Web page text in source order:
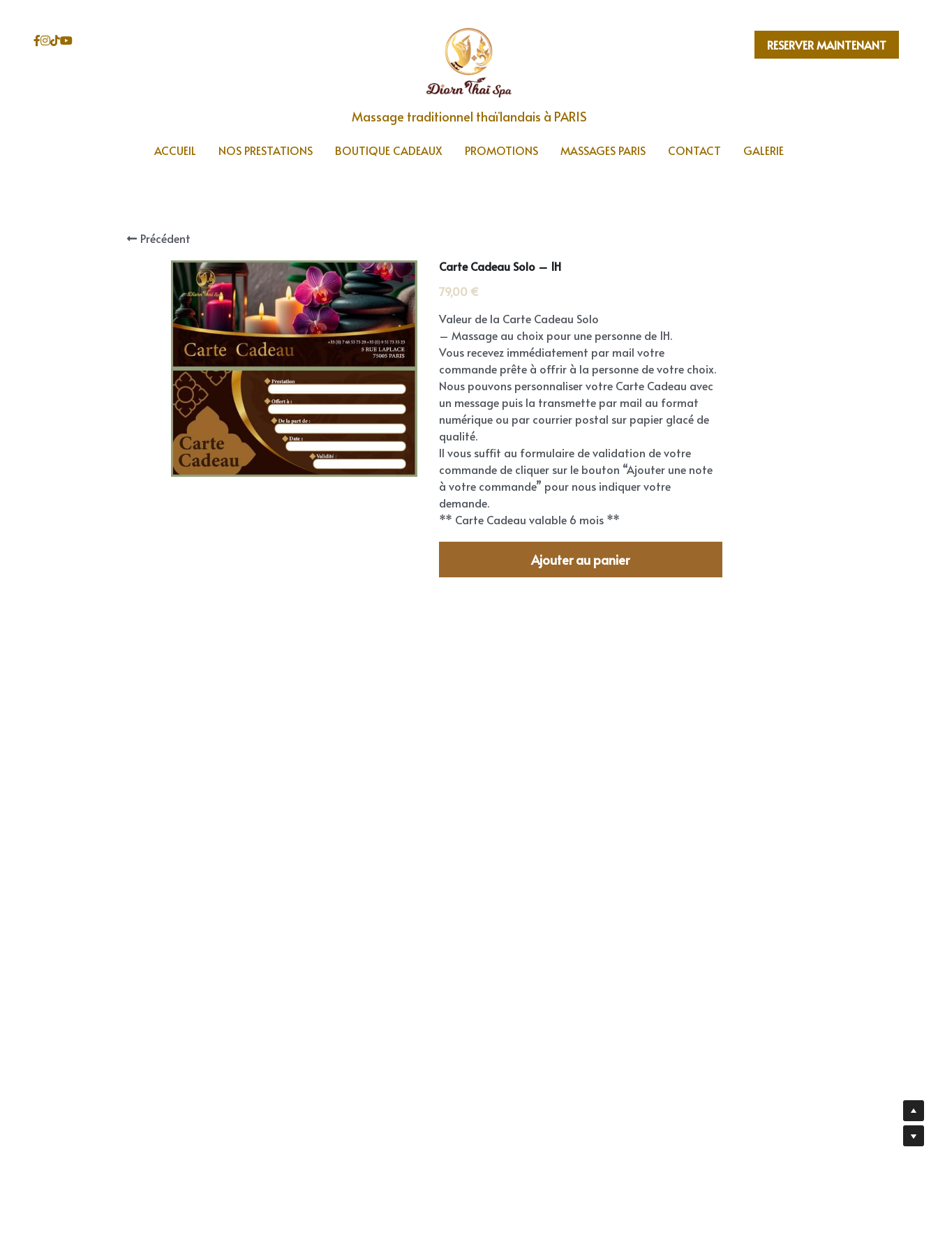
Massage traditionnel thaïlandais à PARIS
ACCUEIL NOS PRESTATIONS BOUTIQUE CADEAUX PROMOTIONS MASSAGES PARIS CONTACT GALERIE
RESERVER MAINTENANT
Massage traditionnel thaïlandais à PARIS
ACCUEIL NOS PRESTATIONS BOUTIQUE CADEAUX PROMOTIONS MASSAGES PARIS CONTACT GALERIE
RESERVER MAINTENANT
Précédent
Carte Cadeau Solo – 1H
79,00 €
Valeur de la Carte Cadeau Solo
– Massage au choix pour une personne de 1H.
Vous recevez immédiatement par mail votre
commande prête à offrir à la personne de votre choix.
Nous pouvons personnaliser votre Carte Cadeau avec
un message puis la transmette par mail au format
numérique ou par courrier postal sur papier glacé de
qualité.
Il vous suffit au formulaire de validation de votre
commande de cliquer sur le bouton “Ajouter une note
à votre commande” pour nous indiquer votre
demande.
** Carte Cadeau valable 6 mois **
Ajouter au panier